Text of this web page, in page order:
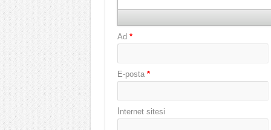
Ad *
E-posta *
İnternet sitesi